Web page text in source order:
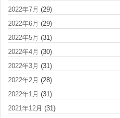
2022年7月 (29)
2022年6月 (29)
2022年5月 (31)
2022年4月 (30)
2022年3月 (31)
2022年2月 (28)
2022年1月 (31)
2021年12月 (31)